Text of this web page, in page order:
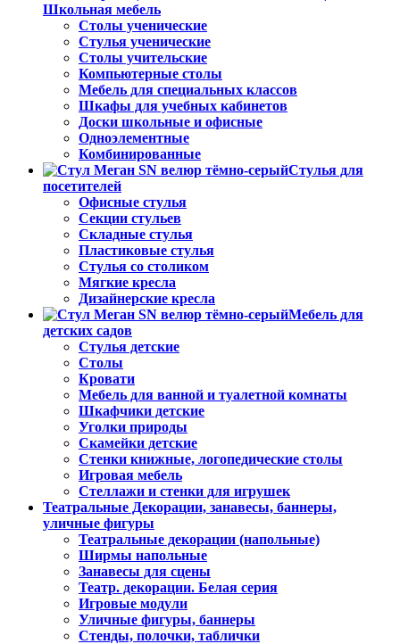
Школьная мебель
Столы ученические
Стулья ученические
Столы учительские
Компьютерные столы
Мебель для специальных классов
Шкафы для учебных кабинетов
Доски школьные и офисные
Одноэлементные
Комбинированные
Стулья для
посетителей
Офисные стулья
Секции стульев
Складные стулья
Пластиковые стулья
Стулья со столиком
Мягкие кресла
Дизайнерские кресла
Мебель для
детских садов
Стулья детские
Столы
Кровати
Мебель для ванной и туалетной комнаты
Шкафчики детские
Уголки природы
Скамейки детские
Стенки книжные, логопедические столы
Игровая мебель
Стеллажи и стенки для игрушек
Театральные Декорации, занавесы, баннеры,
уличные фигуры
Театральные декорации (напольные)
Ширмы напольные
Занавесы для сцены
Театр. декорации. Белая серия
Игровые модули
Уличные фигуры, баннеры
Стенды, полочки, таблички